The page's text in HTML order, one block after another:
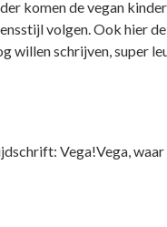
komen de vegan
volgen. Ook hier
willen schrijven, super
Vega!Vega, waar